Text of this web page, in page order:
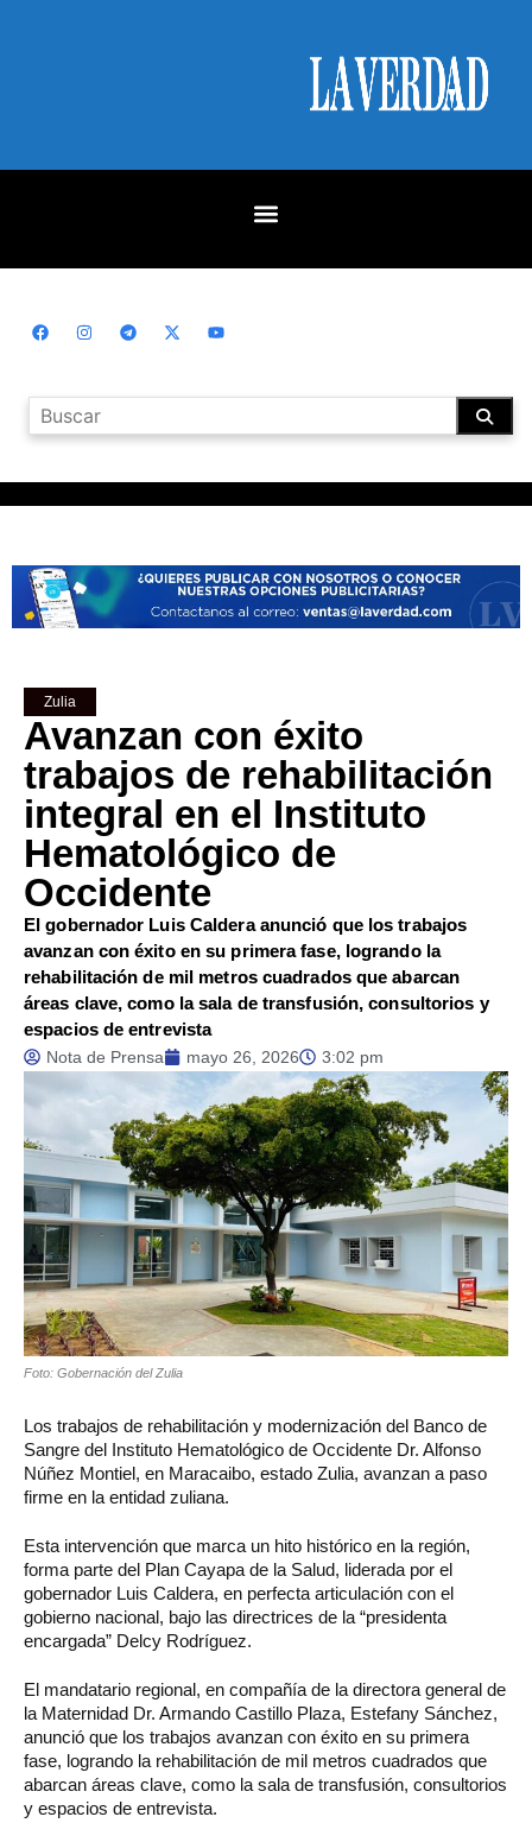
Zulia
Avanzan con éxito
trabajos de rehabilitación
integral en el Instituto
Hematológico de
Occidente
El gobernador Luis Caldera anunció que los trabajos
avanzan con éxito en su primera fase, logrando la
rehabilitación de mil metros cuadrados que abarcan
áreas clave, como la sala de transfusión, consultorios y
espacios de entrevista
Nota de Prensa mayo 26, 2026 3:02 pm
Foto: Gobernación del Zulia
Los trabajos de rehabilitación y modernización del Banco de
Sangre del Instituto Hematológico de Occidente Dr. Alfonso
Núñez Montiel, en Maracaibo, estado Zulia, avanzan a paso
firme en la entidad zuliana.
Esta intervención que marca un hito histórico en la región,
forma parte del Plan Cayapa de la Salud, liderada por el
gobernador Luis Caldera, en perfecta articulación con el
gobierno nacional, bajo las directrices de la “presidenta
encargada” Delcy Rodríguez.
El mandatario regional, en compañía de la directora general de
la Maternidad Dr. Armando Castillo Plaza, Estefany Sánchez,
anunció que los trabajos avanzan con éxito en su primera
fase, logrando la rehabilitación de mil metros cuadrados que
abarcan áreas clave, como la sala de transfusión, consultorios
y espacios de entrevista.